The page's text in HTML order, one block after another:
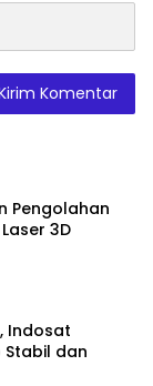
Pengolahan
3D
Indosat
Stabil dan